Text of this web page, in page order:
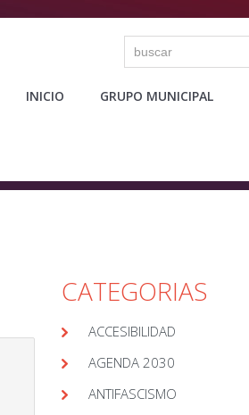
INICIO GRUPO MUNICIPAL
CATEGORIAS
ACCESIBILIDAD
AGENDA 2030
ANTIFASCISMO